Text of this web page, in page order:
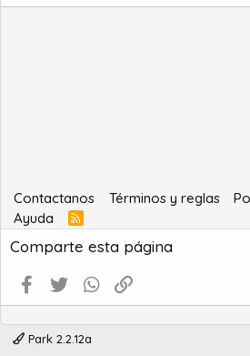
Contactanos Términos y reglas
Ayuda
R
S
S
Comparte esta página
Facebook
Twitter WhatsApp
Park 2.2.12a